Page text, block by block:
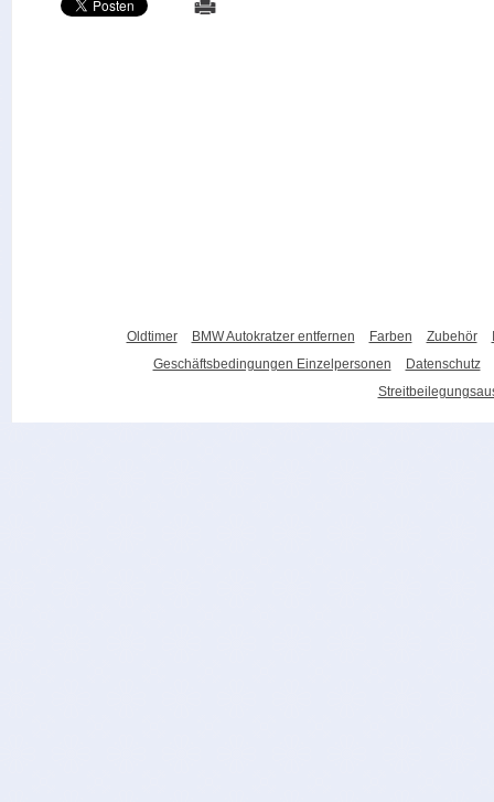
Oldtimer BMW Autokratzer entfernen Farben Zubehör
Geschäftsbedingungen Einzelpersonen
Datenschutz